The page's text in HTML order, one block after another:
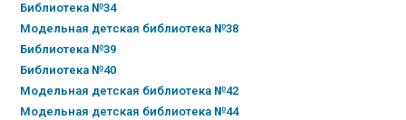
Библиотека №34
Модельная детская библиотека №38
Библиотека №39
Библиотека №40
Модельная детская библиотека №42
Модельная детская библиотека №44